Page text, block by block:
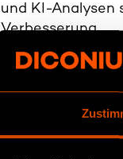
und KI-Analysen
Verbesserung.
Sicherheit und
Risiken, schützt
bietet Ihrem